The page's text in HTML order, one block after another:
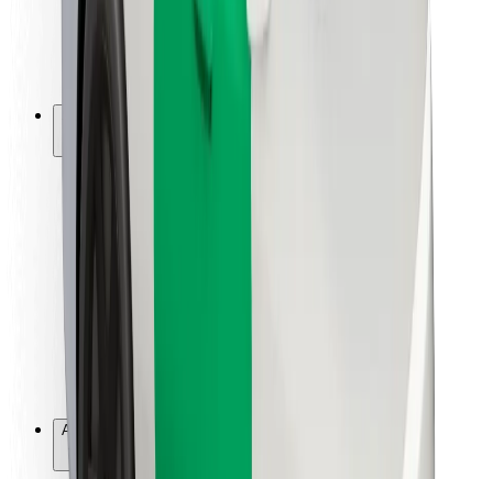
Soluzioni Per la Città
Aeroporti
Stazioni di ricarica
Per i Guidatori
Per corrieri
Bolt Food
Per i proprietari di flotta
Bolt per le aziende
Altro